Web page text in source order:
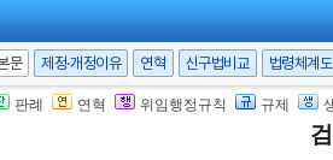
관한 규정
일부개정]
문 제정·개정이유 연혁 신구법비교 법령체계도
판례 연혁 위임행정규칙 규제